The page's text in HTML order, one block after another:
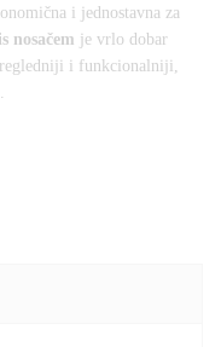
i jednostavna za
nosačem je vrlo dobar
i funkcionalniji,